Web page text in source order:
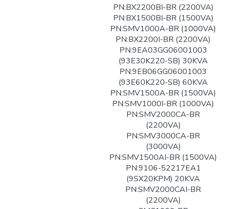
PN:BX2200BI-BR (2200VA)
PN:BX1500BI-BR (1500VA)
PN:SMV1000A-BR (1000VA)
PN:BX2200I-BR (2200VA)
PN:9EA03GG06001003
(93E30K220-SB) 30KVA
PN:9EB06GG06001003
(93E60K220-SB) 60KVA
PN:SMV1500A-BR (1500VA)
PN:SMV1000I-BR (1000VA)
PN:SMV2000CA-BR
(2200VA)
PN:SMV3000CA-BR
(3000VA)
PN:SMV1500AI-BR (1500VA)
PN:9106-52217EA1
(9SX20KPM) 20KVA
PN:SMV2000CAI-BR
(2200VA)